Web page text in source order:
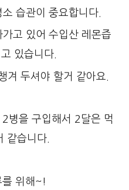
습관이 중요합니다.
고 있어 수입산 레몬즙
있습니다.
겨 두셔야 할거 같아요.
병을 구입해서 2달은 먹
같습니다.
를 위해~!